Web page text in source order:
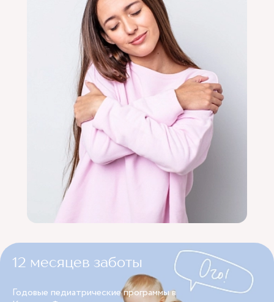
12 месяцев заботы
Годовые педиатрические программы в